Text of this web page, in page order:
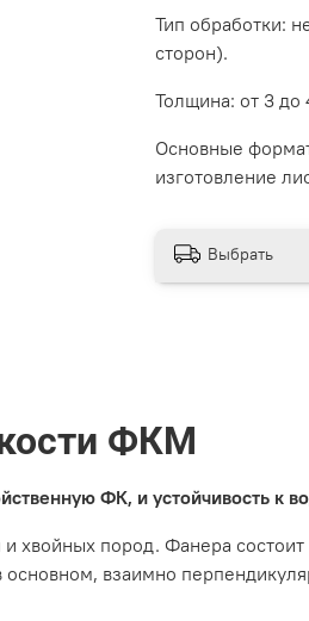
Тип обработки:
сторон).
Толщина: от 3
Основные
изготовление
Выбрать
ФКМ
ФК, и устойчивость к
пород. Фанера
взаимно